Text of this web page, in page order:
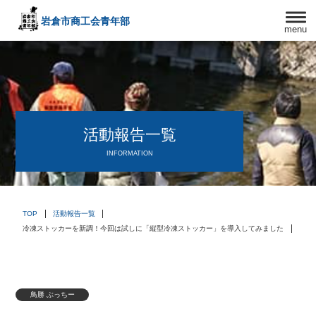
menu
岩倉市商工会青年部
〒482－0042
愛知県岩倉市中本町西出口31-1
TEL:0587-66-3400
FAX:0587-66-3417
頑張る中小企業を応援します！
活動報告一覧
INFORMATION
TOP
活動報告一覧
冷凍ストッカーを新調！今回は試しに「縦型冷凍ストッカー」を導入してみました
鳥勝 ぶっちー